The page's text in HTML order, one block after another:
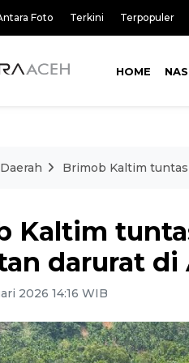
Foto Terkini Terpopuler
HOME
Daerah Brimob Kaltim
Kaltim
darurat di
2026 14:16 WIB